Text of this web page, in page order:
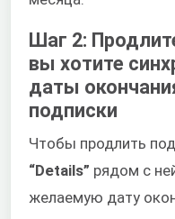
Шаг 2:
вы хотите
даты
подписки
Чтобы продлить
“Details” рядом с
желаемую дату